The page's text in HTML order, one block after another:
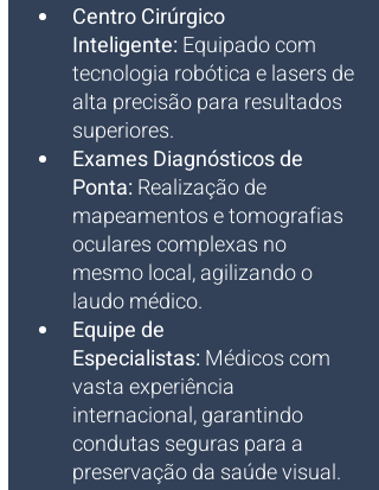
Centro Cirúrgico
Inteligente: Equipado com
tecnologia robótica e lasers de
alta precisão para resultados
superiores.
Exames Diagnósticos de
Ponta: Realização de
mapeamentos e tomografias
oculares complexas no
mesmo local, agilizando o
laudo médico.
Equipe de
Especialistas: Médicos com
vasta experiência
internacional, garantindo
condutas seguras para a
preservação da saúde visual.